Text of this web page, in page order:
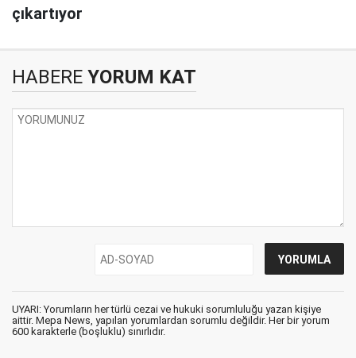
çıkartıyor
HABERE YORUM KAT
UYARI: Yorumların her türlü cezai ve hukuki sorumluluğu yazan kişiye
aittir. Mepa News, yapılan yorumlardan sorumlu değildir. Her bir yorum
600 karakterle (boşluklu) sınırlıdır.